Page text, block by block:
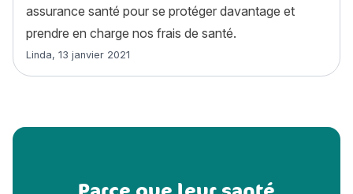
assurance santé pour se protéger davantage et
prendre en charge nos frais de santé.
Article rédigé par
Linda, 13 janvier 2021